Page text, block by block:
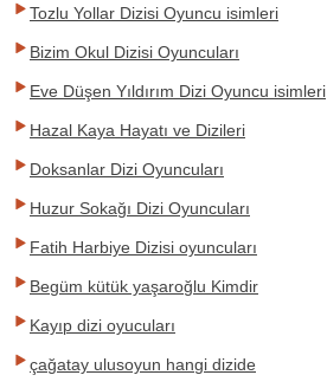
Tozlu Yollar Dizisi Oyuncu isimleri
Bizim Okul Dizisi Oyuncuları
Eve Düşen Yıldırım Dizi Oyuncu isimleri
Hazal Kaya Hayatı ve Dizileri
Doksanlar Dizi Oyuncuları
Huzur Sokağı Dizi Oyuncuları
Fatih Harbiye Dizisi oyuncuları
Begüm kütük yaşaroğlu Kimdir
Kayıp dizi oyucuları
çağatay ulusoyun hangi dizide